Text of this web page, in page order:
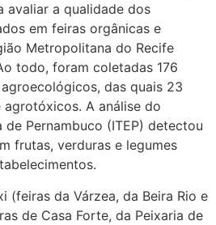
avaliar a qualidade dos
em feiras orgânicas e
Metropolitana do Recife
todo, foram coletadas 176
das quais 23
A análise do
Pernambuco (ITEP) detectou
frutas, verduras e legumes
(feiras da Várzea, da Beira Rio e
de Casa Forte, da Peixaria de